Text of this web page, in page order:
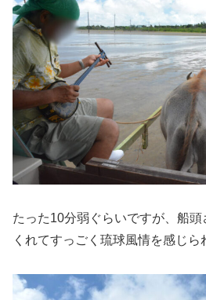
たった10分弱ぐらいですが、船
くれてすっごく琉球風情を感じら